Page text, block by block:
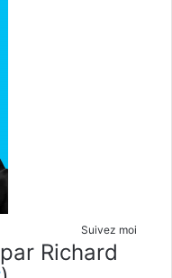
Suivez moi
Richard